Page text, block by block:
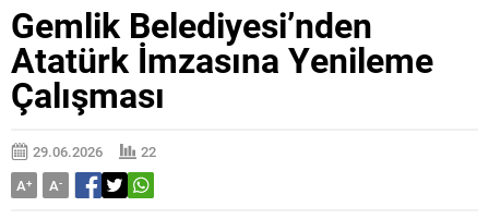
Gemlik Belediyesi’nden
Atatürk İmzasına Yenileme
Çalışması
29.06.2026
22
A+ A-